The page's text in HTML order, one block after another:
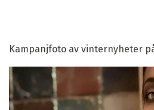
Kampanjfoto av vinternyheter